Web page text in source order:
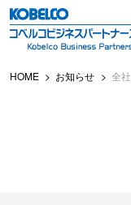
本
文
スHOME お知らせ 全社